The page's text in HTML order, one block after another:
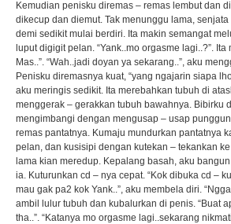
Kemudian penisku diremas – remas lembut dan
dikecup dan diemut. Tak menunggu lama,
demi sedikit mulai berdiri. Ita makin semangat
luput digigit pelan. “Yank..mo orgasme lagi..?”. Ita
Mas..”. “Wah..jadi doyan ya sekarang..”, aku
Penisku diremasnya kuat, “yang ngajarin siapa
aku meringis sedikit. Ita merebahkan tubuh di
menggerak – gerakkan tubuh bawahnya. Bibirku
mengimbangi dengan mengusap – usap
remas pantatnya. Kumaju mundurkan pantatnya
pelan, dan kusisipi dengan kutekan – tekankan
lama kian meredup. Kepalang basah, aku
ia. Kuturunkan cd – nya cepat. “Kok dibuka cd –
mau gak pa2 kok Yank..”, aku membela diri.
ambil lulur tubuh dan kubalurkan di penis. “Buat
tha..”. “Katanya mo orgasme lagi..sekarang